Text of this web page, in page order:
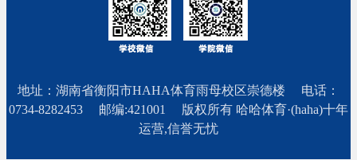
地址：湖南省衡阳市HAHA体育雨母校区崇德楼 电话：
0734-8282453 邮编:421001
版权所有 哈哈体育·(haha)十年
运营,信誉无忧